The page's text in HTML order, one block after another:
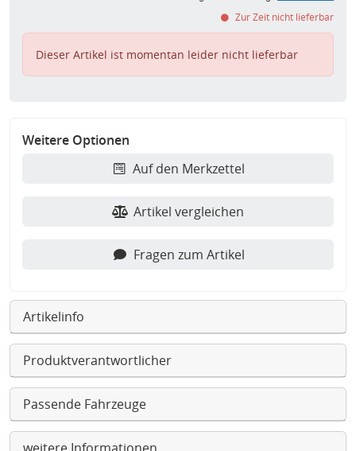
Zur Zeit nicht lieferbar
Dieser Artikel ist momentan leider nicht lieferbar
Weitere Optionen
Auf den Merkzettel
Artikel vergleichen
Fragen zum Artikel
Artikelinfo
Produktverantwortlicher
Passende Fahrzeuge